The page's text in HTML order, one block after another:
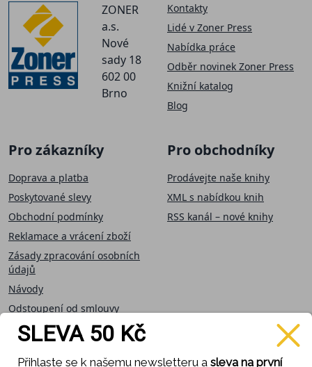
ZONER
a.s.
Nové
sady 18
602 00
Brno
Kontakty
Lidé v Zoner Press
Nabídka práce
Odběr novinek Zoner Press
Knižní katalog
Blog
Pro zákazníky
Doprava a platba
Poskytované slevy
Obchodní podmínky
Reklamace a vrácení zboží
Zásady zpracování osobních
údajů
Návody
Odstoupení od smlouvy
Pro obchodníky
Prodávejte naše knihy
XML s nabídkou knih
RSS kanál – nové knihy
Přijímáme on-line
Sledujte nás
SLEVA 50 Kč
Přihlaste se k našemu newsletteru a sleva na první